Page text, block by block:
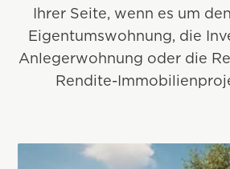
Ihrer Seite, wenn es um
Eigentumswohnung, die
Anlegerwohnung oder die
Rendite-